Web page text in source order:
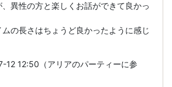
異性の方と楽しくお話ができて良かっ
の長さはちょうど良かったように感じ
12 12:50（アリアのパーティーに参